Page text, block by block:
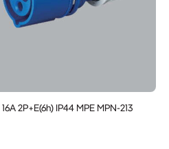
2P+E(6h) IP44 MPE MPN-213